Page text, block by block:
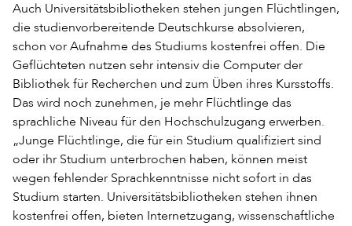
Auch Universitätsbibliotheken stehen jungen Flüchtlingen,
die studienvorbereitende Deutschkurse absolvieren,
schon vor Aufnahme des Studiums kostenfrei offen. Die
Geflüchteten nutzen sehr intensiv die Computer der
Bibliothek für Recherchen und zum Üben ihres Kursstoffs.
Das wird noch zunehmen, je mehr Flüchtlinge das
sprachliche Niveau für den Hochschulzugang erwerben.
„Junge Flüchtlinge, die für ein Studium qualifiziert sind
oder ihr Studium unterbrochen haben, können meist
wegen fehlender Sprachkenntnisse nicht sofort in das
Studium starten. Universitätsbibliotheken stehen ihnen
kostenfrei offen, bieten Internetzugang, wissenschaftliche